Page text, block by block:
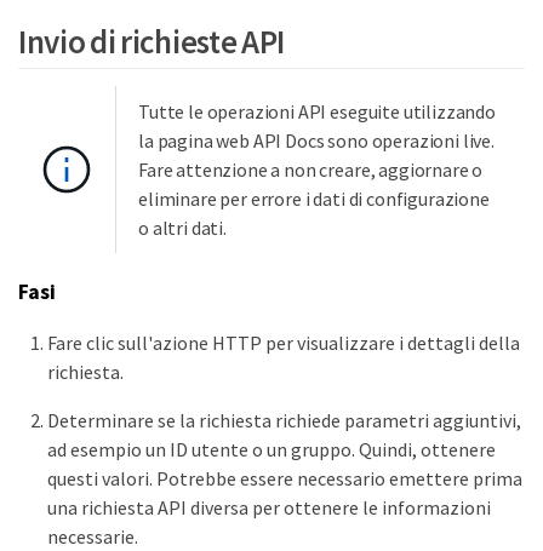
Invio di richieste API
Tutte le operazioni API eseguite utilizzando
la pagina web API Docs sono operazioni live.
Fare attenzione a non creare, aggiornare o
eliminare per errore i dati di configurazione
o altri dati.
Fasi
Fare clic sull'azione HTTP per visualizzare i dettagli della
richiesta.
Determinare se la richiesta richiede parametri aggiuntivi,
ad esempio un ID utente o un gruppo. Quindi, ottenere
questi valori. Potrebbe essere necessario emettere prima
una richiesta API diversa per ottenere le informazioni
necessarie.